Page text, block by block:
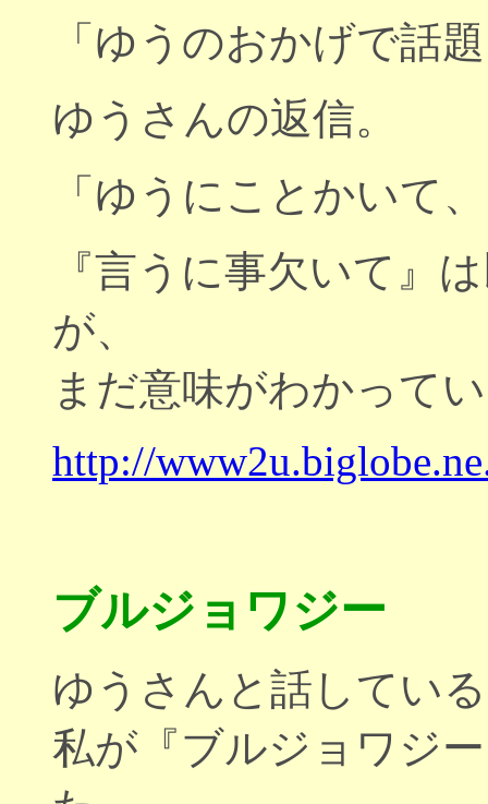
「ゆうのおかげで話
ゆうさんの返信。
「ゆうにことかいて
『言うに事欠いて』
が、
まだ意味がわかって
http://
ブルジョワジー
ゆうさんと話してい
私が『ブルジョワジ